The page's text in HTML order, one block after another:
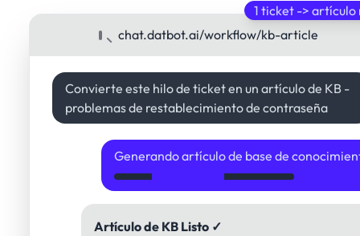
chat.datbot.ai/workflow/kb-article
Convierte este hilo de ticket en un artículo de KB -
problemas de restablecimiento de contraseña
Generando artículo de base de
Artículo de KB Listo ✓
1 ticket ->